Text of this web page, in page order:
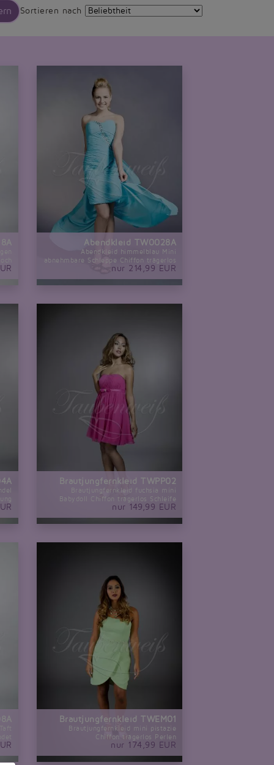
Sortieren nach
Abendkleid TW0028A
Abendkleid himmelblau Mini
abnehmbare Schleppe Chiffon trägerlos
nur 214,99 EUR
Brautjungfernkleid TWPP02
Brautjungfernkleid fuchsia mini
Babydoll Chiffon trägerlos Schleife
nur 149,99 EUR
Brautjungfernkleid TWEM01
Brautjungfernkleid mini pistazie
Chiffon trägerlos Perlen
nur 174,99 EUR